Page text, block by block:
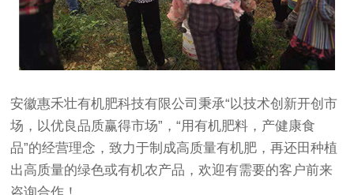
安徽惠禾壮有机肥科技有限公司秉承“以技术创新开创市
场，以优良品质赢得市场”，“用有机肥料，产健康食
品”的经营理念，致力于制成高质量有机肥，再还田种植
出高质量的绿色或有机农产品，欢迎有需要的客户前来